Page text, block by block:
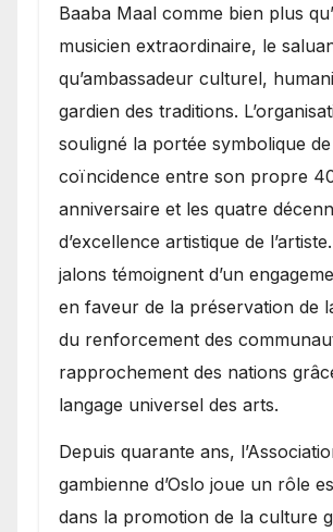
Baaba Maal comme bien plus
musicien extraordinaire, le
qu’ambassadeur culturel,
gardien des traditions.
souligné la portée symbolique
coïncidence entre son propre
anniversaire et les quatre
d’excellence artistique de
jalons témoignent d’un
en faveur de la préservation de
du renforcement des
rapprochement des nations
langage universel des arts.
​Depuis quarante ans,
gambienne d’Oslo joue un rôle
dans la promotion de la culture